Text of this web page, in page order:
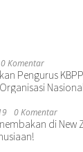
0 Komentar
Pengurus
0 Komentar
di New